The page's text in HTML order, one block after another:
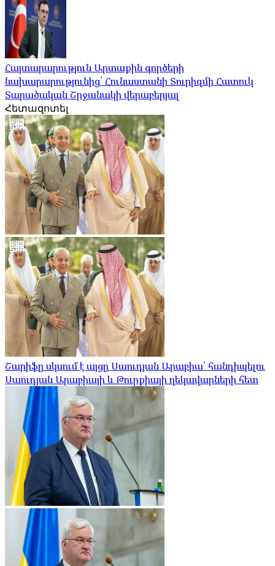
Հայտարարություն Արտաքին գործերի
նախարարությունից՝ Հունաստանի Տուրիզմի Հատուկ
Տարածական Շրջանակի վերաբերյալ
Հետազոտել
Շարիֆը սկսում է այցը Սաուդյան Արաբիա՝ հանդիպելու
Սաուդյան Արաբիայի և Թուրքիայի ղեկավարների հետ